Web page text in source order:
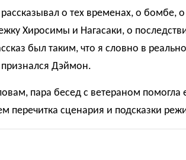
о тех временах, о бомбе,
Хиросимы и Нагасаки, о
был таким, что я словно в
признался Дэймон.
пара бесед с ветераном помогла
перечитка сценария и подсказки